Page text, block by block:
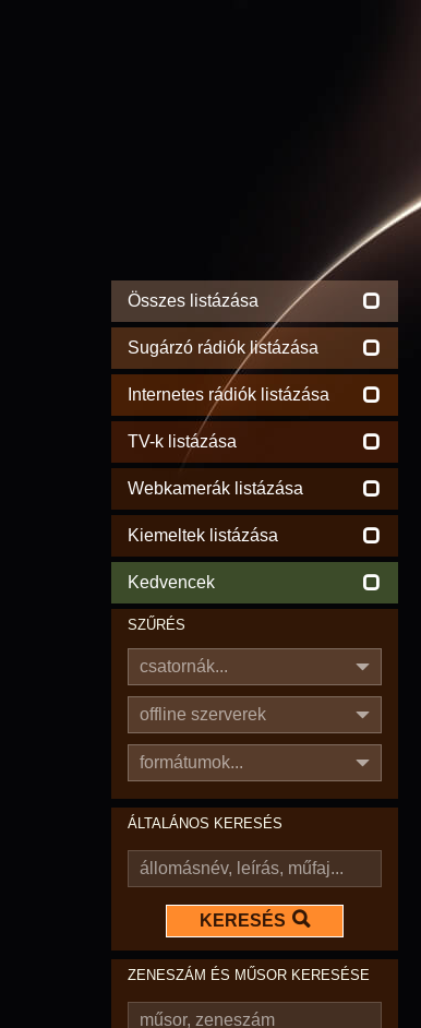
Összes listázása
Sugárzó rádiók listázása
Internetes rádiók listázása
TV-k listázása
Webkamerák listázása
Kiemeltek listázása
Kedvencek
SZŰRÉS
csatornák...
offline szerverek
formátumok...
ÁLTALÁNOS KERESÉS
KERESÉS
ZENESZÁM ÉS MŰSOR KERESÉSE